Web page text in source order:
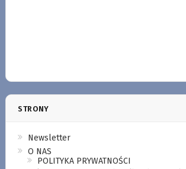
STRONY
Newsletter
O NAS
POLITYKA PRYWATNOŚCI